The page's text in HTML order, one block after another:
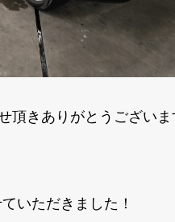
頂きありがとうございま
いただきました！